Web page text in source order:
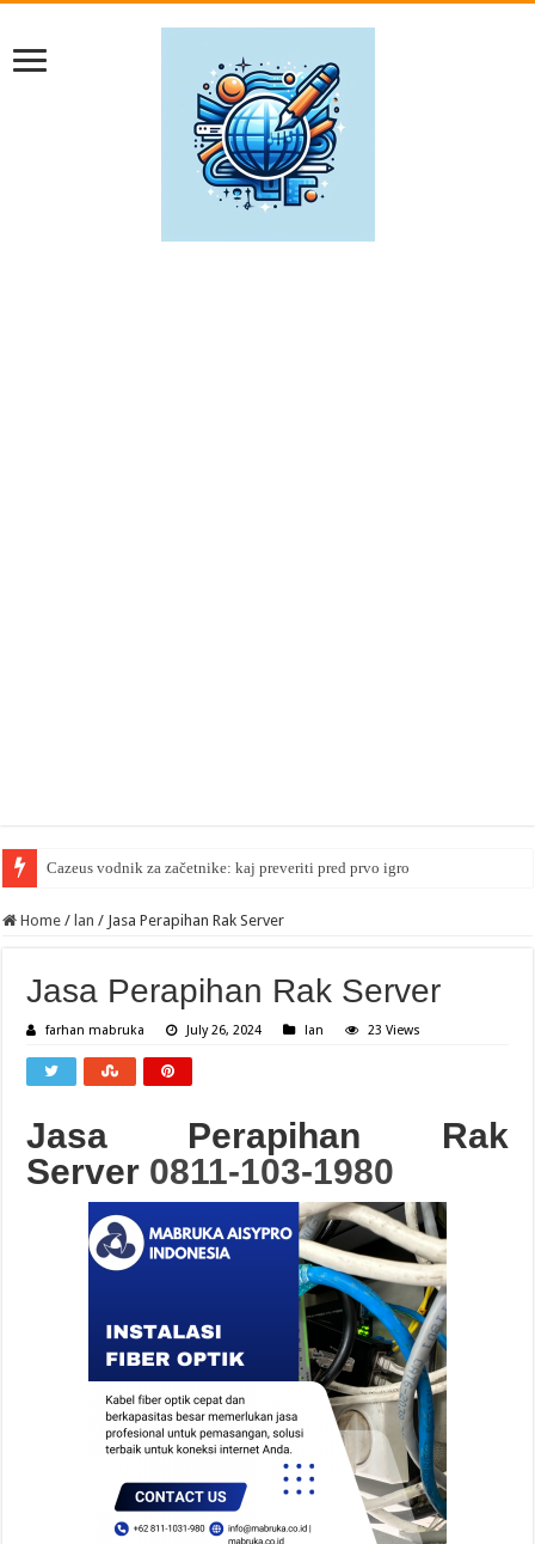
Cazeus vodnik za začetnike: kaj preveriti pred prvo igro
Home / lan / Jasa Perapihan Rak Server
Jasa Perapihan Rak Server
farhan mabruka July 26, 2024 lan 23 Views
Jasa Perapihan Rak
Server 0811-103-1980